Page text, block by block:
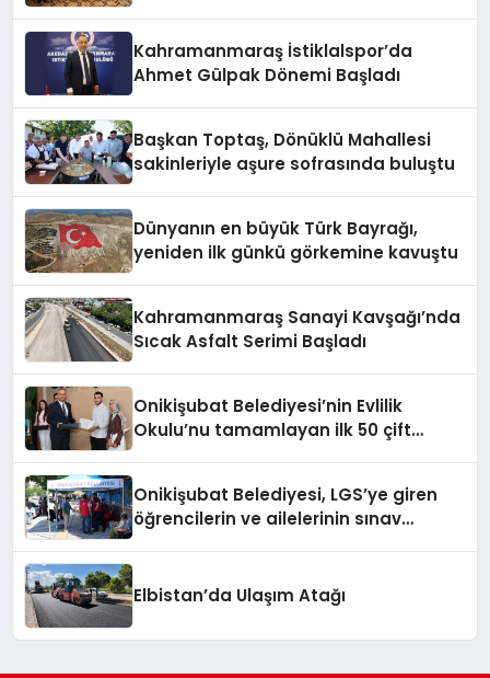
Kahramanmaraş İstiklalspor’da
Ahmet Gülpak Dönemi Başladı
Başkan Toptaş, Dönüklü Mahallesi
sakinleriyle aşure sofrasında buluştu
Dünyanın en büyük Türk Bayrağı,
yeniden ilk günkü görkemine kavuştu
Kahramanmaraş Sanayi Kavşağı’nda
Sıcak Asfalt Serimi Başladı
Onikişubat Belediyesi’nin Evlilik
Okulu’nu tamamlayan ilk 50 çift
Onikişubat Belediyesi, LGS’ye giren
öğrencilerin ve ailelerinin sınav
Elbistan’da Ulaşım Atağı